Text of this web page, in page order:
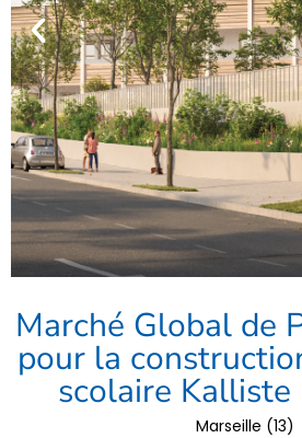
Marché Global de
pour la
scolaire
Marseille (13)